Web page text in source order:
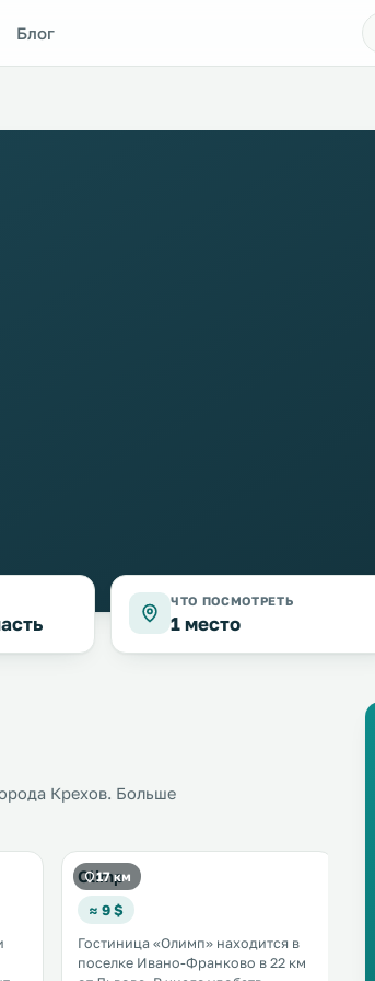
Блог
ЧТО ПОСМОТРЕТЬ
1 место
Крехов. Больше
17 км
Olimp
≈ 9 $
Гостиница «Олимп» находится в
поселке Ивано-Франково в 22 км